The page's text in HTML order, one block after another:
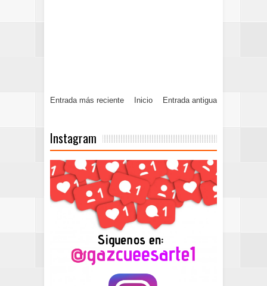
Entrada más reciente Entrada antigua
Inicio
Instagram